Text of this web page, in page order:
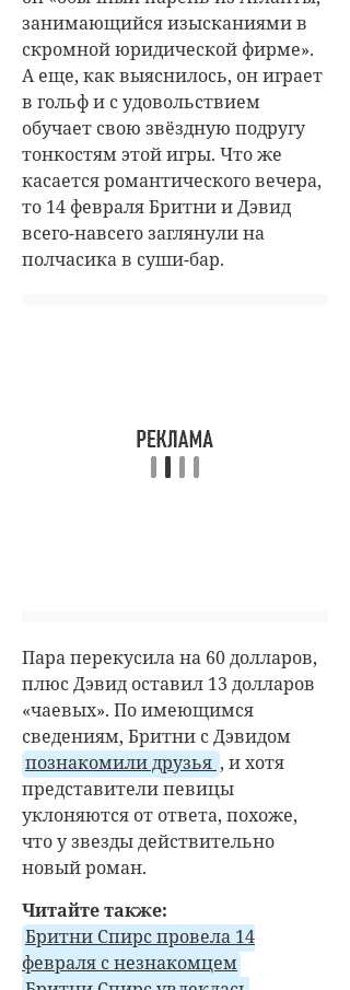
занимающийся изысканиями в
скромной юридической фирме».
А еще, как выяснилось, он играет
в гольф и с удовольствием
обучает свою звёздную подругу
тонкостям этой игры. Что же
касается романтического вечера,
то 14 февраля Бритни и Дэвид
всего-навсего заглянули на
полчасика в суши-бар.
Пара перекусила на 60 долларов,
плюс Дэвид оставил 13 долларов
«чаевых». По имеющимся
сведениям, Бритни с Дэвидом
познакомили друзья , и хотя
представители певицы
уклоняются от ответа, похоже,
что у звезды действительно
новый роман.
Читайте также:
Бритни Спирс провела 14
февраля с незнакомцем